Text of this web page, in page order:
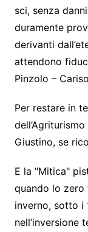
sci, senza
duramente
derivanti
attendono
Pinzolo –
Per restare in
Giustino, se
E la "Mitica"
quando lo zero
inverno, sotto i
nell’inversione